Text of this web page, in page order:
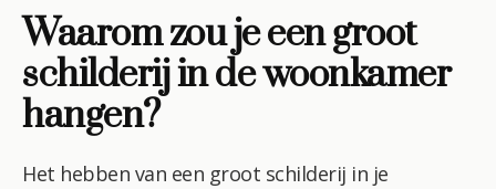
Waarom zou je een groot
schilderij in de woonkamer
hangen?
Het hebben van een groot schilderij in je